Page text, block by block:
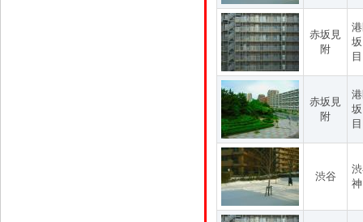
赤坂見
附
目
赤坂見
附
目
渋谷